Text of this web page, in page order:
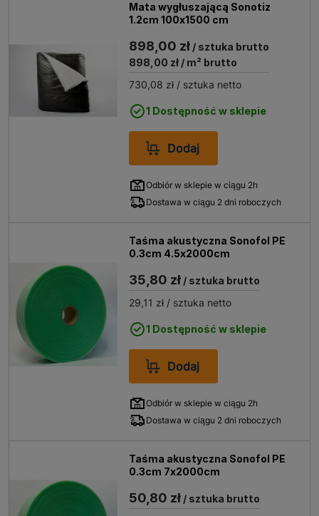
Mata wygłuszającą Sonotiz
1.2cm 100x1500 cm
898,00 zł / sztuka brutto
898,00 zł / m² brutto
730,08 zł / sztuka netto
1 Dostępność w sklepie
Dodaj
Odbiór w sklepie w ciągu 2h
Dostawa w ciągu 2 dni roboczych
Taśma akustyczna Sonofol PE
0.3cm 4.5x2000cm
35,80 zł / sztuka brutto
29,11 zł / sztuka netto
1 Dostępność w sklepie
Dodaj
Odbiór w sklepie w ciągu 2h
Dostawa w ciągu 2 dni roboczych
Taśma akustyczna Sonofol PE
0.3cm 7x2000cm
50,80 zł / sztuka brutto